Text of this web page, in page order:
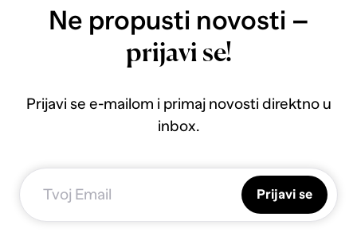
Ne propusti novosti –
prijavi se!
Prijavi se e-mailom i primaj novosti direktno u
inbox.
Prijavi se